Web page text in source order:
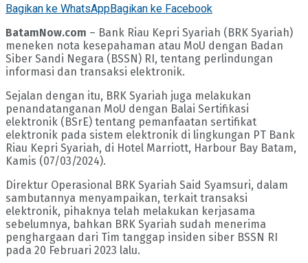
Bagikan ke WhatsAppBagikan ke Facebook
BatamNow.com – Bank Riau Kepri Syariah (BRK Syariah)
meneken nota kesepahaman atau MoU dengan Badan
Siber Sandi Negara (BSSN) RI, tentang perlindungan
informasi dan transaksi elektronik.
Sejalan dengan itu, BRK Syariah juga melakukan
penandatanganan MoU dengan Balai Sertifikasi
elektronik (BSrE) tentang pemanfaatan sertifikat
elektronik pada sistem elektronik di lingkungan PT Bank
Riau Kepri Syariah, di Hotel Marriott, Harbour Bay Batam,
Kamis (07/03/2024).
Direktur Operasional BRK Syariah Said Syamsuri, dalam
sambutannya menyampaikan, terkait transaksi
elektronik, pihaknya telah melakukan kerjasama
sebelumnya, bahkan BRK Syariah sudah menerima
penghargaan dari Tim tanggap insiden siber BSSN RI
pada 20 Februari 2023 lalu.